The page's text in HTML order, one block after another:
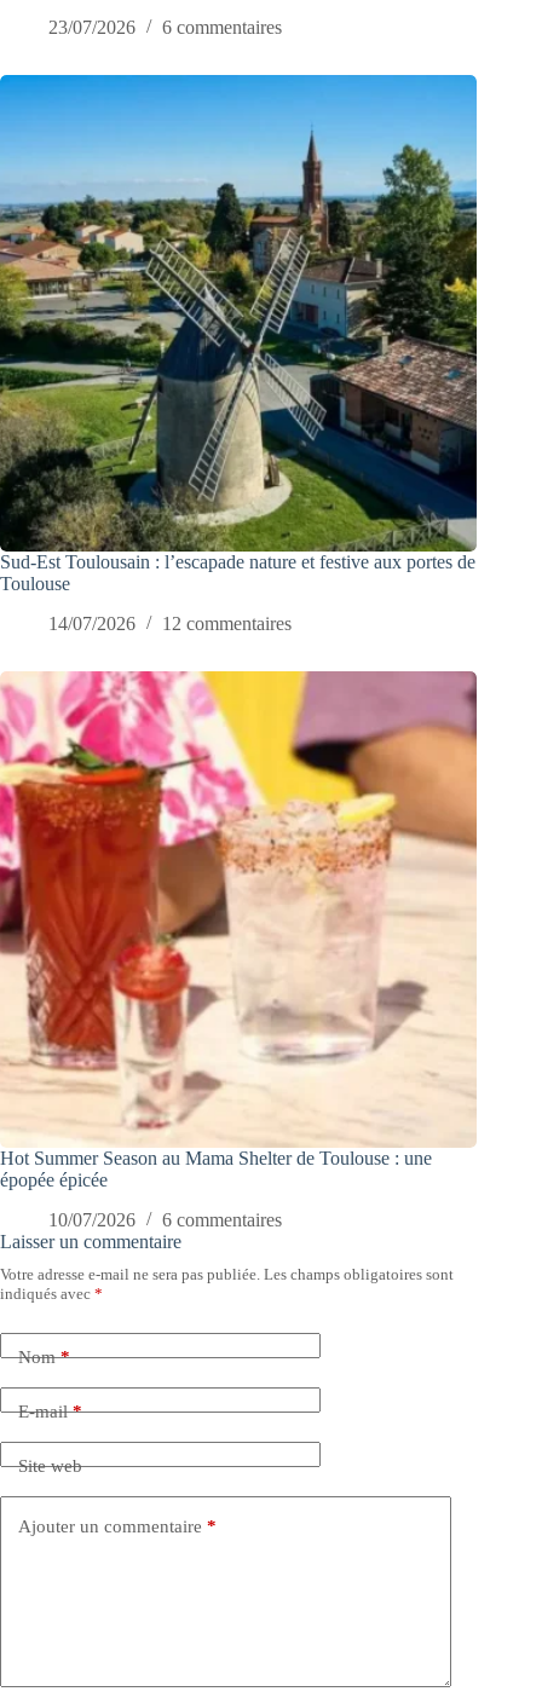
23/07/2026
6 commentaires
Sud-Est Toulousain : l’escapade nature et festive aux portes de
Toulouse
14/07/2026
12 commentaires
Hot Summer Season au Mama Shelter de Toulouse : une
épopée épicée
10/07/2026
6 commentaires
Laisser un commentaire
Votre adresse e-mail ne sera pas publiée. Les champs obligatoires sont
indiqués avec *
Nom*
E-mail*
Site web
Ajouter un commentaire *